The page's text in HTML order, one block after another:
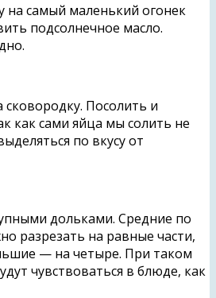
на самый маленький огонек
подсолнечное масло.
Посолить и
как сами яйца мы солить не
по вкусу от
дольками. Средние по
разрезать на равные части,
— на четыре. При таком
чувствоваться в блюде, как